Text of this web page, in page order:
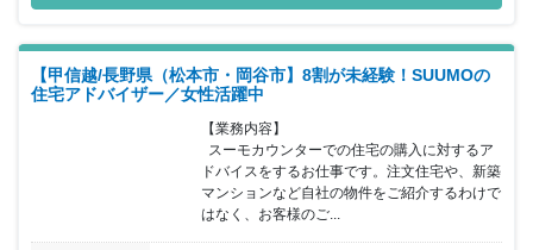
【甲信越/長野県（松本市・岡谷市】8割が未経験！SUUMOの
住宅アドバイザー／女性活躍中
【業務内容】
ドバイスをするお仕事です。注文住宅や、新築
マンションなど自社の物件をご紹介するわけで
はなく、お客様のご...